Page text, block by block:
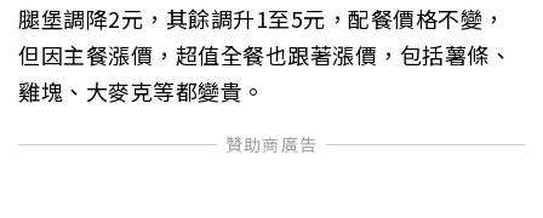
腿堡調降2元，其餘調升1至5元，配餐價格不變，
但因主餐漲價，超值全餐也跟著漲價，包括薯條、
雞塊、大麥克等都變貴。